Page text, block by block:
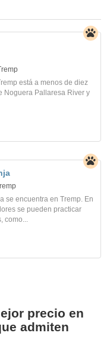
está a menos de diez
Noguera Pallaresa River y
se encuentra en Tremp. En
se pueden practicar
precio en
admiten